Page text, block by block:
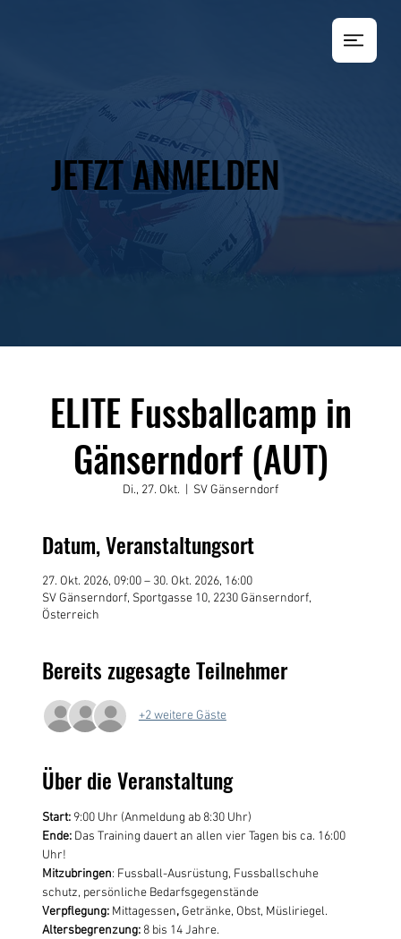
JETZT ANMELDEN
ELITE Fussballcamp in
Gänserndorf (AUT)
Di., 27. Okt. SV Gänserndorf
Datum, Veranstaltungsort
27. Okt. 2026, 09:00 – 30. Okt. 2026, 16:00
SV Gänserndorf, Sportgasse 10, 2230 Gänserndorf,
Österreich
Bereits zugesagte Teilnehmer
+2 weitere Gäste
Über die Veranstaltung
Start: 9:00 Uhr (Anmeldung ab 8:30 Uhr)
Ende: Das Training dauert an allen vier Tagen bis ca. 16:00
Uhr!
Mitzubringen: Fussball-Ausrüstung, Fussballschuhe
schutz, persönliche Bedarfsgegenstände
Verpflegung: Mittagessen, Getränke, Obst, Müsliriegel.
Altersbegrenzung: 8 bis 14 Jahre.